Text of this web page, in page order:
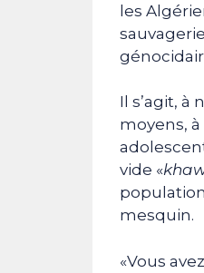
les
Il s’agit, à
moyens,
vide «
mesquin.
«Vous